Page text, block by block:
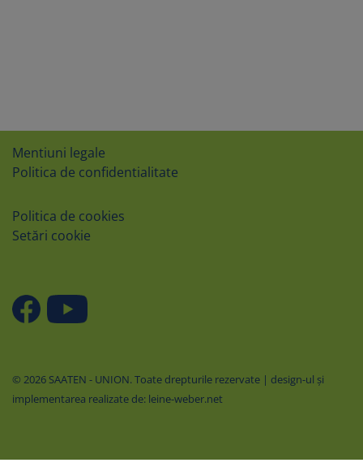
Mentiuni legale
Politica de confidentialitate
Politica de cookies
Setări cookie
© 2026 SAATEN - UNION. Toate drepturile rezervate | design-ul şi
implementarea realizate de: leine-weber.net